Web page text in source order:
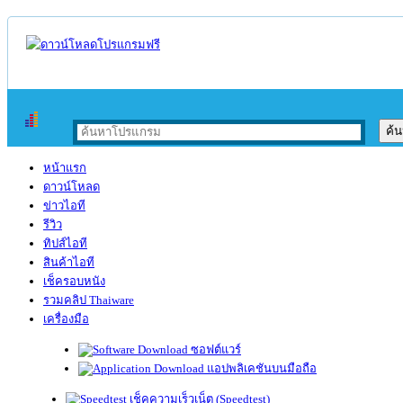
หน้าแรก
ดาวน์โหลด
ข่าวไอที
รีวิว
ทิปส์ไอที
สินค้าไอที
เช็ครอบหนัง
รวมคลิป Thaiware
เครื่องมือ
ซอฟต์แวร์
แอปพลิเคชันบนมือถือ
เช็คความเร็วเน็ต (Speedtest)